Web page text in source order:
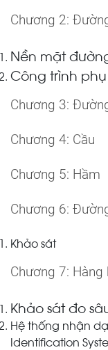
Chương 2:
Nền mặt
Công trình
Chương 3:
Chương 4: Cầu
Chương 5: Hầm
Chương 6:
Khảo sát
Chương 7: Hàng
Khảo sát đo
Hệ thống nhận
Identification